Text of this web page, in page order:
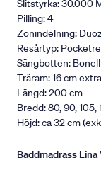
Slitstyrka: 30.000
Pilling: 4
Zonindelning:
Resårtyp:
Sängbotten:
Träram: 16 cm
Längd: 200 cm
Bredd: 80, 90, 105,
Höjd: ca 32 cm
Bäddmadrass Lina